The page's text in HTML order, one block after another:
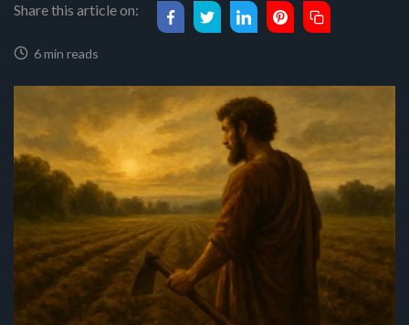
Share this article on:
6 min reads